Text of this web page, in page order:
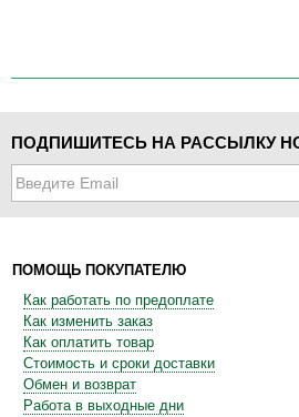
ПОДПИШИТЕСЬ НА РАССЫЛКУ
ПОМОЩЬ ПОКУПАТЕЛЮ
Как работать по предоплате
Как изменить заказ
Как оплатить товар
Стоимость и сроки доставки
Обмен и возврат
Работа в выходные дни